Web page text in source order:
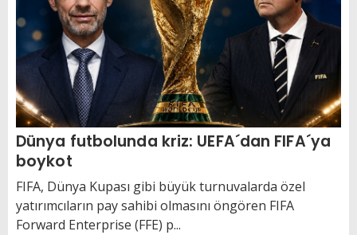
Dünya futbolunda kriz: UEFA´dan FIFA´ya
boykot
FIFA, Dünya Kupası gibi büyük turnuvalarda özel
yatırımcıların pay sahibi olmasını öngören FIFA
Forward Enterprise (FFE) p...